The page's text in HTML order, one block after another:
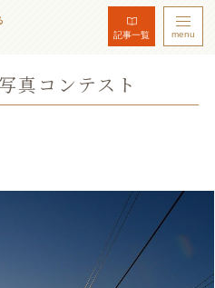
記事一覧 menu
真コンテスト